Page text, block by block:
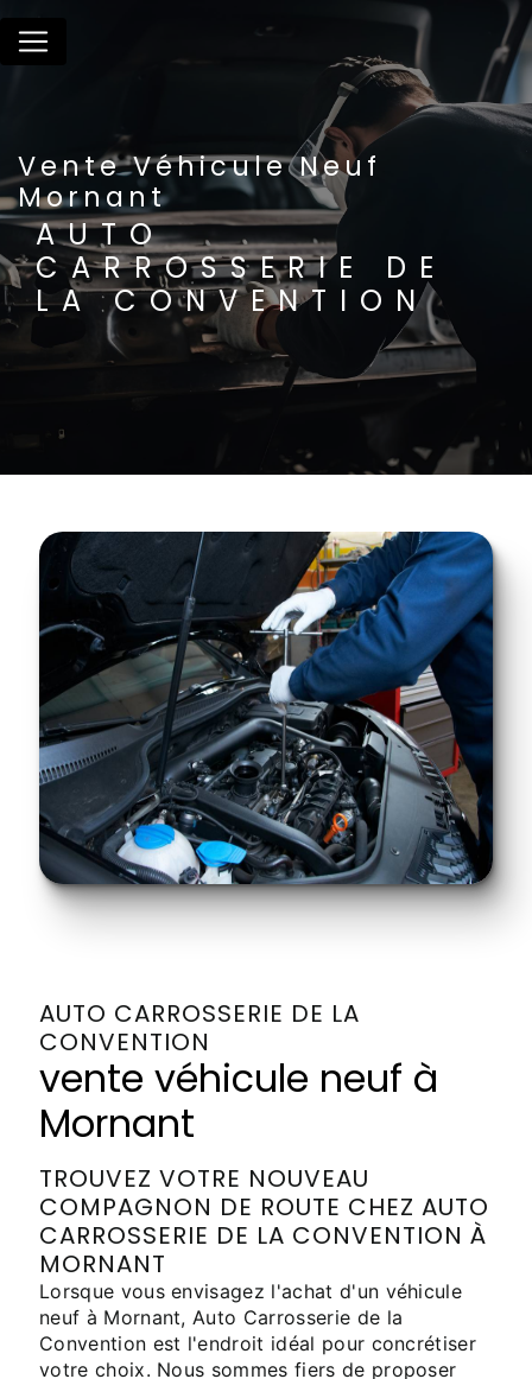
Vente Véhicule Neuf
Mornant
AUTO
CARROSSERIE DE
LA CONVENTION
AUTO CARROSSERIE DE LA
CONVENTION
vente véhicule neuf à
Mornant
TROUVEZ VOTRE NOUVEAU
COMPAGNON DE ROUTE CHEZ AUTO
CARROSSERIE DE LA CONVENTION À
MORNANT
Lorsque vous envisagez l'achat d'un véhicule
neuf à Mornant, Auto Carrosserie de la
Convention est l'endroit idéal pour concrétiser
votre choix. Nous sommes fiers de proposer
Panneau de gestion des cookies